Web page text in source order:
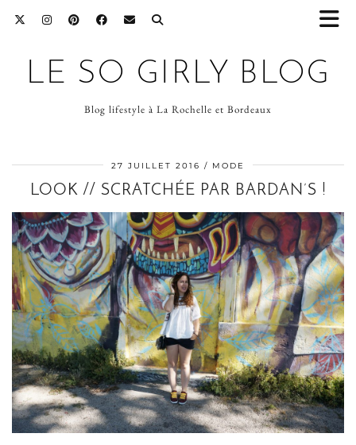
LE SO GIRLY BLOG
Blog lifestyle à La Rochelle et Bordeaux
27 JUILLET 2016 MODE
LOOK // SCRATCHÉE PAR BARDAN’S !